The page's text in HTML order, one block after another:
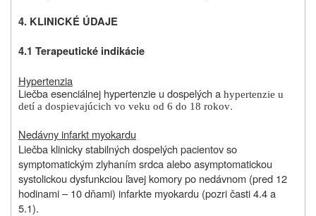
4. KLINICKÉ ÚDAJE
4.1 Terapeutické indikácie
Hypertenzia
Liečba esenciálnej hypertenzie u dospelých a hypertenzie u
detí a dospievajúcich vo veku od 6 do 18 rokov.
Nedávny infarkt myokardu
Liečba klinicky stabilných dospelých pacientov so
symptomatickým zlyhaním srdca alebo asymptomatickou
systolickou dysfunkciou ľavej komory po nedávnom (pred 12
hodinami – 10 dňami) infarkte myokardu (pozri časti 4.4 a
5.1).